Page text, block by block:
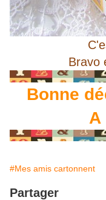
Bravo
Bonne
A
#Mes amis cartonnent
Partager